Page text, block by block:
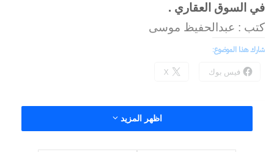
في السوق العقاري .
كتب : عبدالحفيظ موسى
شارك هذا الموضوع:
فيس بوك
X
اظهر المزيد